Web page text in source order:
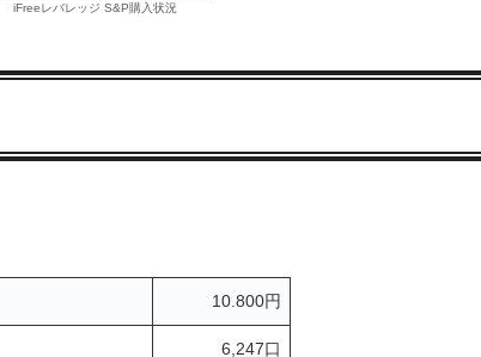
iFreeレバレッジ S&P購入状況
10.800円
6,247口